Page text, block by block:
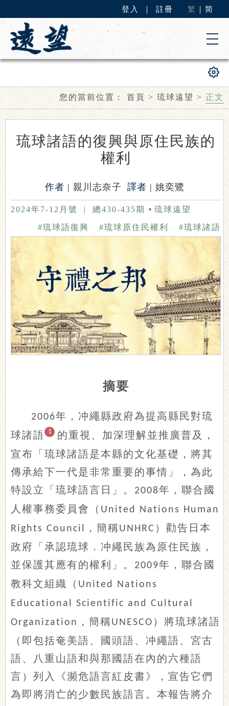
登入 註冊 繁 简
您的當前位置：首頁>琉球遠望>正文
琉球諸語的復興與原住民族的
權利
作者 | 親川志奈子 譯者 | 姚奕鷺
2024年7-12月號 | 總430-435期 琉球遠望
#琉球諸語
#琉球原住民權利
#琉球語復興
摘要
2006年，冲繩縣政府為提高縣民對琉
球諸語
1
的重視、加深理解並推廣普及，
宣布「琉球諸語是本縣的文化基礎，將其
傳承給下一代是非常重要的事情」，為此
特設立「琉球語言日」。 2008年，聯合國
人權事務委員會（ United Nations Human
Rights Council ，簡稱UNHRC ）勸告日本
政府「承認琉球．冲繩民族為原住民族，
並保護其應有的權利」。 2009年，聯合國
教科文組織（ United Nations
Educational Scientific and Cultural
Organization ，簡稱UNESCO ）將琉球諸語
（即包括奄美語、國頭語、冲繩語、宮古
語、八重山語和與那國語在內的六種語
言）列入《瀕危語言紅皮書》，宣告它們
為即將消亡的少數民族語言。本報告將介